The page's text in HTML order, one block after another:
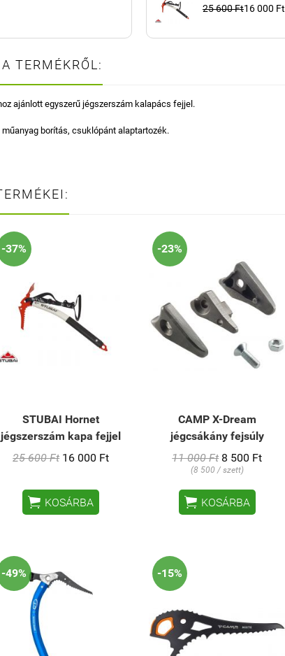
25 600 Ft16 000 Ft
TERMÉKRŐL:
ajánlott egyszerű jégszerszám kalapács fejjel.
borítás, csuklópánt alaptartozék.
-37%
STUBAI Hornet
jégszerszám kapa fejjel
25 600 Ft 16 000 Ft
 KOSÁRBA
-23%
CAMP X-Dream
jégcsákány fejsúly
11 000 Ft 8 500 Ft
(8 500 / szett)
 KOSÁRBA
-49% -15%